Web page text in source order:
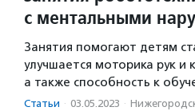
с ментальными
Занятия помогают детям
улучшается моторика рук
а также способность к
Статьи · 03.05.2023 ·